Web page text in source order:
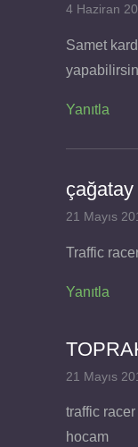
4 Haziran
Samet
yapabilirsin
Yanıtla
çağatay
21 Mayıs
Traffic
Yanıtla
21 Mayıs
traffic
hocam